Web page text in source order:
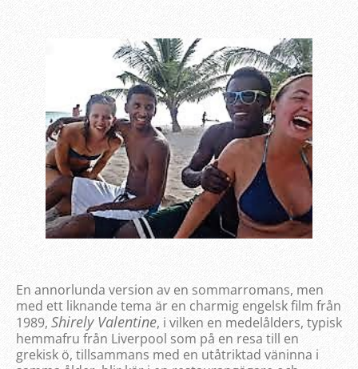
En annorlunda version av en sommarromans, men
med ett liknande tema är en charmig engelsk film från
1989, Shirely Valentine, i vilken en medelålders, typisk
hemmafru från Liverpool som på en resa till en
grekisk ö, tillsammans med en utåtriktad väninna i